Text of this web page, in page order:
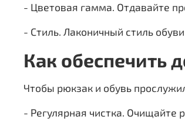
- Цветовая гамма. Отдавайте
- Стиль. Лаконичный стиль
Как обеспечить
Чтобы рюкзак и обувь
- Регулярная чистка. Очищайте